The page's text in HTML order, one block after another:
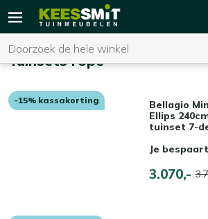
Kees
Tuinmeubelen
U heeft geen product(en) in uw
15% kassakorting op de
Tuinsets rope
-15% kassakorting
Bellagio
Ellips
tuinset 7-
Je
3.070,-